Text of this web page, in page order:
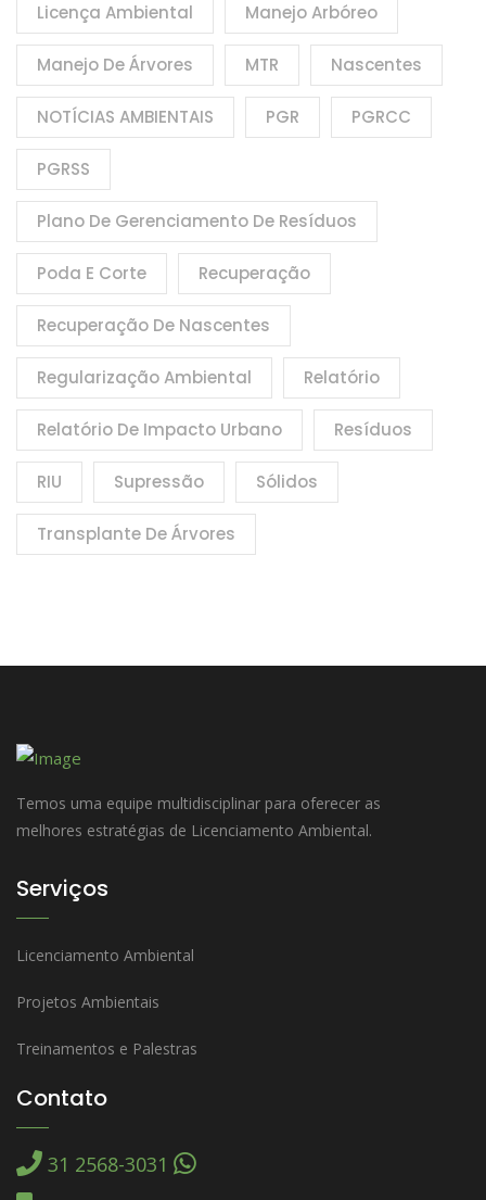
Licença Ambiental Manejo Arbóreo
Manejo De Árvores MTR Nascentes
NOTÍCIAS AMBIENTAIS PGR PGRCC
PGRSS
Plano De Gerenciamento De Resíduos
Poda E Corte Recuperação
Recuperação De Nascentes
Regularização Ambiental Relatório
Relatório De Impacto Urbano Resíduos
RIU Supressão Sólidos
Transplante De Árvores
Temos uma equipe multidisciplinar para oferecer as
melhores estratégias de Licenciamento Ambiental.
Serviços
Licenciamento Ambiental
Projetos Ambientais
Treinamentos e Palestras
Contato
31 2568-3031